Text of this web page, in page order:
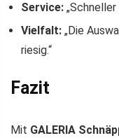
Service:
Vielfalt: „Die
riesig.“
Fazit
Mit GALERIA